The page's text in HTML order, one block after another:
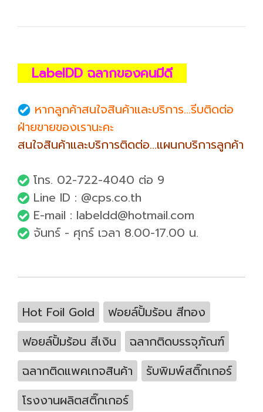
LabelDD ฉลากของคนมีดี
หากลูกค้าสนใจสินค้าและบริการ...รีบติดต่อ
ฝ่ายขายของเรานะคะ
สนใจสินค้าและบริการติดต่อ...แผนกบริการลูกค้า
โทร. 02-722-4040 ต่อ 9
Line ID : @cps.co.th
E-mail : labeldd@hotmail.com
จันทร์ - ศุกร์ เวลา 8.00-17.00 น.
Hot Foil Gold
ฟอยล์ปั้มร้อน สีทอง
ฟอยล์ปั้มร้อน สีเงิน
ฉลากติดบรรจุภัณฑ์
ฉลากติดแพคเกจสินค้า
รับพิมพ์สติ๊กเกอร์
โรงงานผลิตสติ๊กเกอร์